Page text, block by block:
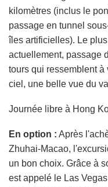
kilomètres (inclus le
passage en tunnel
îles artificielles). Le
actuellement, passage
tours qui ressemblent
ciel, une belle vue du
Journée libre à Hong
En option : Après
Zhuhai-Macao,
un bon choix. Grâce à
est appelé le Las